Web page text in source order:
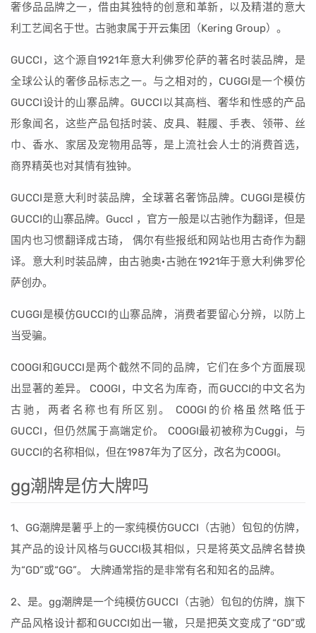
奢侈品品牌之一，借由其独特的创意和革新，以及精湛的意大
利工艺闻名于世。古驰隶属于开云集团（Kering Group）。
GUCCI，这个源自1921年意大利佛罗伦萨的著名时装品牌，是
全球公认的奢侈品标志之一。与之相对的，CUGGI是一个模仿
GUCCI设计的山寨品牌。GUCCI以其高档、奢华和性感的产品
形象闻名，这些产品包括时装、皮具、鞋履、手表、领带、丝
巾、香水、家居及宠物用品等，是上流社会人士的消费首选，
商界精英也对其情有独钟。
GUCCI是意大利时装品牌，全球著名奢饰品牌。CUGGI是模仿
GUCCI的山寨品牌。Guccl ，官方一般是以古驰作为翻译，但是
国内也习惯翻译成古琦， 偶尔有些报纸和网站也用古奇作为翻
译。意大利时装品牌，由古驰奥·古驰在1921年于意大利佛罗伦
萨创办。
CUGGI是模仿GUCCI的山寨品牌，消费者要留心分辨，以防上
当受骗。
COOGI和GUCCI是两个截然不同的品牌，它们在多个方面展现
出显著的差异。 COOGI，中文名为库奇，而GUCCI的中文名为
古驰，两者名称也有所区别。 COOGI的价格虽然略低于
GUCCI，但仍然属于高端定价。 COOGI最初被称为Cuggi，与
GUCCI的名称相似，但在1987年为了区分，改名为COOGI。
gg潮牌是仿大牌吗
1、GG潮牌是薯乎上的一家纯模仿GUCCI（古驰）包包的仿牌，
其产品的设计风格与GUCCI极其相似，只是将英文品牌名替换
为“GD”或“GG”。 大牌通常指的是非常有名和知名的品牌。
2、是。gg潮牌是一个纯模仿GUCCI（古驰）包包的仿牌，旗下
产品风格设计都和GUCCI如出一辙，只是把英文变成了“GD”或